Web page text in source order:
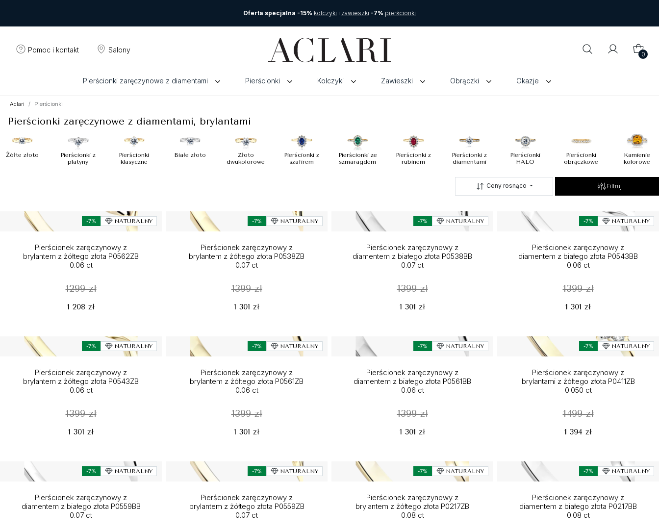
Oferta specjalna -15% kolczyki i zawieszki -7% pierścionki
Pomoc i kontakt Salony
0
Pierścionki zaręczynowe z diamentami Pierścionki Kolczyki Zawieszki Obrączki Okazje
Aclari Pierścionki
Pierścionki zaręczynowe z diamentami, brylantami
Żółte złoto
Pierścionki z
platyny
Pierścionki
klasyczne
Białe złoto
Złoto
dwukolorowe
Pierścionki z
szafirem
Pierścionki ze
szmaragdem
Pierścionki z
rubinem
Pierścionki z
diamentami
Pierścionki
HALO
Pierścionki
obrączkowe
Kamienie
kolorowe
Ceny rosnąco Filtruj
-7% NATURALNY
Pierścionek zaręczynowy z
brylantem z żółtego złota P0562ZB
0.06 ct
1299 zł
1 208 zł
-7% NATURALNY
Pierścionek zaręczynowy z
brylantem z żółtego złota P0538ZB
0.07 ct
1399 zł
1 301 zł
-7% NATURALNY
Pierścionek zaręczynowy z
diamentem z białego złota P0538BB
0.07 ct
1399 zł
1 301 zł
-7% NATURALNY
Pierścionek zaręczynowy z
diamentem z białego złota P0543BB
0.06 ct
1399 zł
1 301 zł
-7% NATURALNY
Pierścionek zaręczynowy z
brylantem z żółtego złota P0543ZB
0.06 ct
1399 zł
1 301 zł
-7% NATURALNY
Pierścionek zaręczynowy z
brylantem z żółtego złota P0561ZB
0.06 ct
1399 zł
1 301 zł
-7% NATURALNY
Pierścionek zaręczynowy z
diamentem z białego złota P0561BB
0.06 ct
1399 zł
1 301 zł
-7% NATURALNY
Pierścionek zaręczynowy z
brylantami z żółtego złota P0411ZB
0.050 ct
1499 zł
1 394 zł
-7% NATURALNY
Pierścionek zaręczynowy z
diamentem z białego złota P0559BB
0.07 ct
-7% NATURALNY
Pierścionek zaręczynowy z
brylantem z żółtego złota P0559ZB
0.07 ct
-7% NATURALNY
Pierścionek zaręczynowy z
brylantem z żółtego złota P0217ZB
0.08 ct
-7% NATURALNY
Pierścionek zaręczynowy z
diamentem z białego złota P0217BB
0.08 ct